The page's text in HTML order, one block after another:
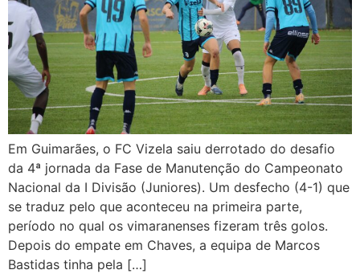
Em Guimarães, o FC Vizela saiu derrotado do desafio
da 4ª jornada da Fase de Manutenção do Campeonato
Nacional da I Divisão (Juniores). Um desfecho (4-1) que
se traduz pelo que aconteceu na primeira parte,
período no qual os vimaranenses fizeram três golos.
Depois do empate em Chaves, a equipa de Marcos
Bastidas tinha pela […]